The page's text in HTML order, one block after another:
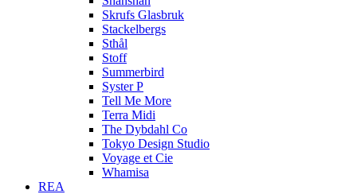
Skrufs Glasbruk
Stackelbergs
Sthål
Stoff
Summerbird
Syster P
Tell Me More
Terra Midi
The Dybdahl Co
Tokyo Design Studio
Voyage et Cie
Whamisa
REA